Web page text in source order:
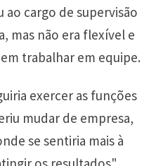
cargo de supervisão
mas não era flexível e
trabalhar em equipe.
exercer as funções
mudar de empresa,
se sentiria mais à